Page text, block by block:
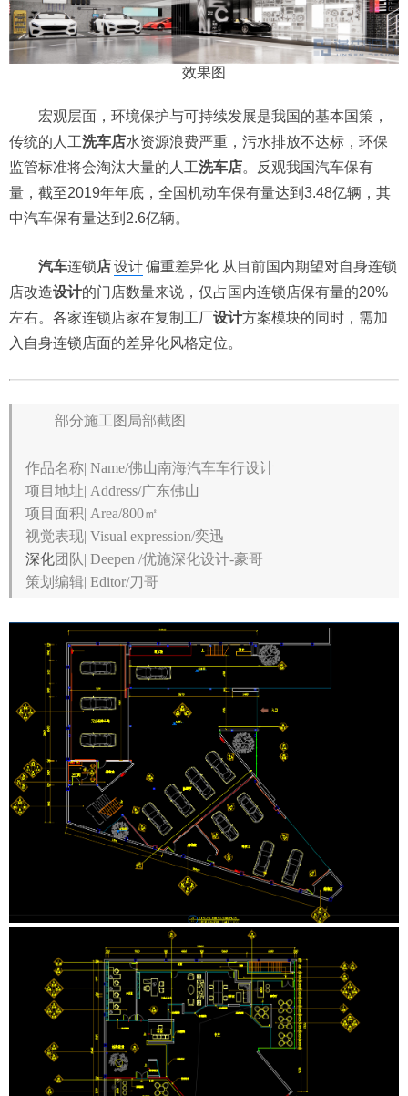
效果图
宏观层面，环境保护与可持续发展是我国的基本国策，
传统的人工洗车店水资源浪费严重，污水排放不达标，环保
监管标准将会淘汰大量的人工
中汽车保有量达到2.6亿辆。
汽车连锁店 设计偏重差异化 从目前国内期望对自身连锁
店改造设计 的门店数量来说，仅占国内连锁店保有量的20%
部分施工图局部截图
作品名称| Name/佛山南海汽车车行设计
项目地址| Address/广东佛山
项目面积| Area/800㎡
视觉表现| Visual expression/奕迅
策划编辑| Editor/刀哥